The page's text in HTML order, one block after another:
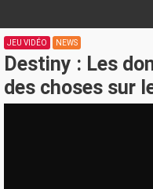
JEU VIDÉO NEWS
Destiny : Les
des choses sur